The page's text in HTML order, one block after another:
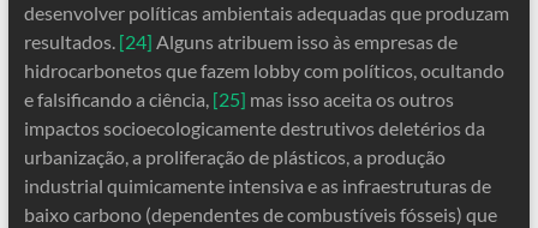
desenvolver políticas ambientais adequadas que produzam
resultados. [24] Alguns atribuem isso às empresas de
hidrocarbonetos que fazem lobby com políticos, ocultando
e falsificando a ciência, [25] mas isso aceita os outros
impactos socioecologicamente destrutivos deletérios da
urbanização, a proliferação de plásticos, a produção
industrial quimicamente intensiva e as infraestruturas de
baixo carbono (dependentes de combustíveis fósseis) que